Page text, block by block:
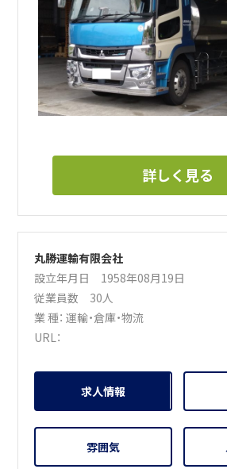
う熱意をお持ちの方を求めています。
もし、私たちの仕事に少しでも興味を
ら、ぜひ一度お話ししてみませんか？
りお待ちしております！
詳しく見る
丸勝運輸有限会社
設立年月日 1958年08月19日
従業員数 30人
業 種：運輸・倉庫・物流
URL：
求人情報
雰囲気